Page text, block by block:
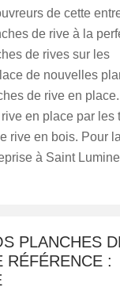
de cette
de rive à la
de rives sur les
de nouvelles
de rive en
en place par les
rive en bois. Pour la
à Saint
PLANCHES
RÉFÉRENCE :